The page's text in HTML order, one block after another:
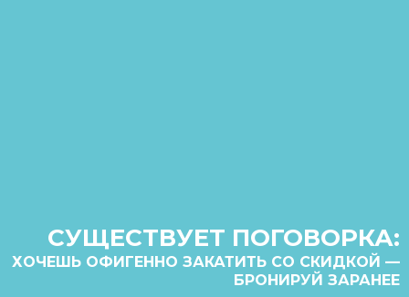
СУЩЕСТВУЕТ ПОГОВОРКА:
ХОЧЕШЬ ОФИГЕННО ЗАКАТИТЬ СО СКИДКОЙ —
БРОНИРУЙ ЗАРАНЕЕ